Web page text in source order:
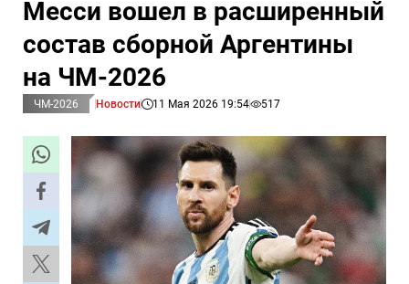
Месси вошел в расширенный
состав сборной Аргентины
на ЧМ-2026
ЧМ-2026 Новости 11 Мая 2026 19:54 517